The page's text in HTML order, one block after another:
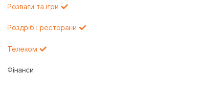
Розваги та ігри
Роздріб і ресторани
Телеком
Фінанси